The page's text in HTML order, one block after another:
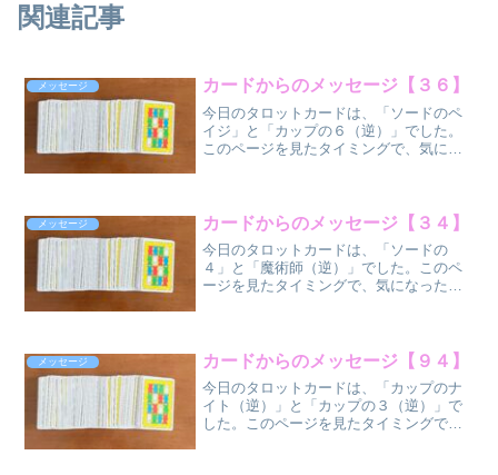
関連記事
メッセージ カードからのメッセージ【３６】
今日のタロットカードは、「ソードのペ
イジ」と「カップの６（逆）」でした。
このページを見たタイミングで、気にな
イジ（正位
置）
...
メッセージ カードからのメッセージ【３４】
今日のタロットカードは、「ソードの
４」と「魔術師（逆）」でした。このペ
ージを見たタイミングで、気になった方
置）
魔...
メッセージ カードからのメッセージ【９４】
今日のタロットカードは、「カップのナ
イト（逆）」と「カップの３（逆）」で
した。このページを見たタイミングで、